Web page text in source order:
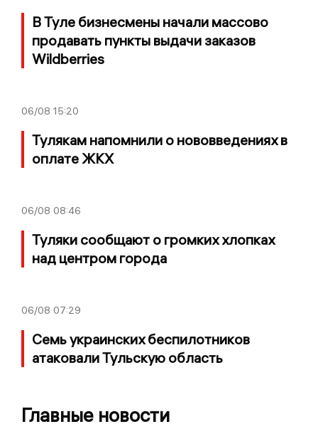
В Туле бизнесмены начали массово
продавать пункты выдачи заказов
Wildberries
06/08 15:20
Тулякам напомнили о нововведениях в
оплате ЖКХ
06/08 08:46
Туляки сообщают о громких хлопках
над центром города
06/08 07:29
Семь украинских беспилотников
атаковали Тульскую область
Главные новости